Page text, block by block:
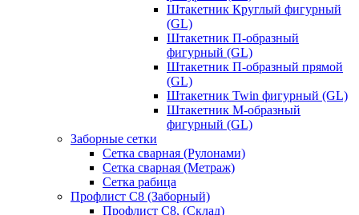
Штакетник Круглый фигурный
(GL)
Штакетник П-образный
фигурный (GL)
Штакетник П-образный прямой
(GL)
Штакетник Twin фигурный (GL)
Штакетник М-образный
фигурный (GL)
Заборные сетки
Сетка сварная (Рулонами)
Сетка сварная (Метраж)
Сетка рабица
Профлист С8 (Заборный)
Профлист С8, (Склад)